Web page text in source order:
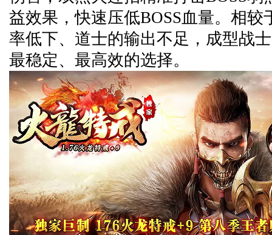
益效果，快速压低BOSS血量。相较
率低下、道士的输出不足，成型战
最稳定、最高效的选择。